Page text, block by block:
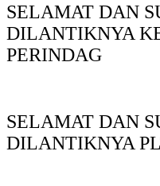
SELAMAT DAN
DILANTIKNYA
PERINDAG
SELAMAT DAN
DILANTIKNYA